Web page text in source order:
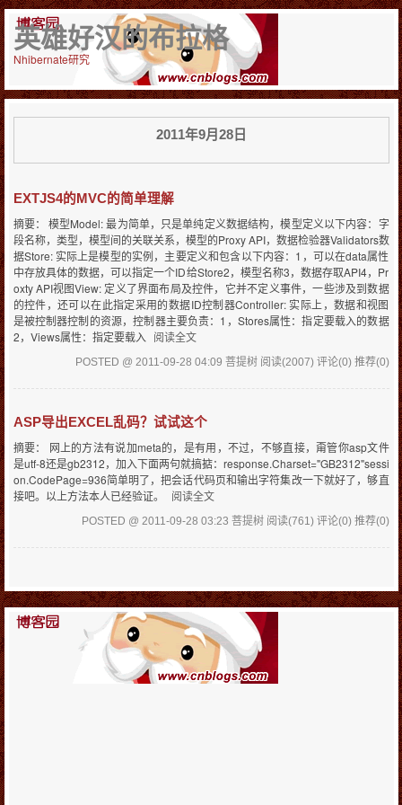
英雄好汉的布拉格
Nhibernate研究
2011年9月28日
EXTJS4的MVC的简单理解
摘要： 模型Model: 最为简单，只是单纯定义数据结构，模型定义以下内容：字
段名称，类型，模型间的关联关系，模型的Proxy API，数据检验器Validators数
据Store: 实际上是模型的实例，主要定义和包含以下内容：1，可以在data属性
中存放具体的数据，可以指定一个ID给Store2，模型名称3，数据存取API4，Pr
oxty API视图View: 定义了界面布局及控件，它并不定义事件，一些涉及到数据
的控件，还可以在此指定采用的数据ID控制器Controller: 实际上，数据和视图
是被控制器控制的资源，控制器主要负责：1，Stores属性：指定要载入的数据
2，Views属性：指定要载入 阅读全文
POSTED @ 2011-09-28 04:09 菩提树 阅读(2007) 评论(0) 推荐(0)
ASP导出EXCEL乱码？试试这个
摘要： 网上的方法有说加meta的，是有用，不过，不够直接，甭管你asp文件
是utf-8还是gb2312，加入下面两句就搞掂：response.Charset="GB2312"sessi
on.CodePage=936简单明了，把会话代码页和输出字符集改一下就好了，够直
接吧。以上方法本人已经验证。
阅读全文
POSTED @ 2011-09-28 03:23 菩提树 阅读(761) 评论(0) 推荐(0)